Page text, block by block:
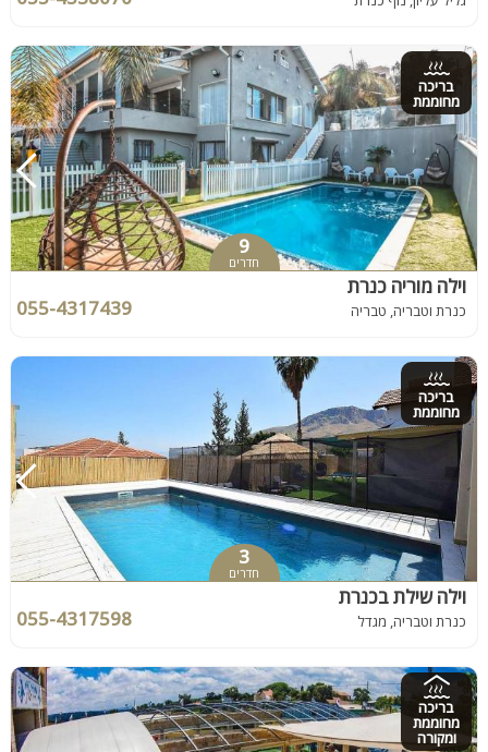
בריכה
מחוממת
9
חדרים
וילה מוריה כנרת
כנרת וטבריה, טבריה 055-4317439
בריכה
מחוממת
3
חדרים
וילה שילת בכנרת
כנרת וטבריה, מגדל 055-4317598
בריכה
מחוממת
ומקורה